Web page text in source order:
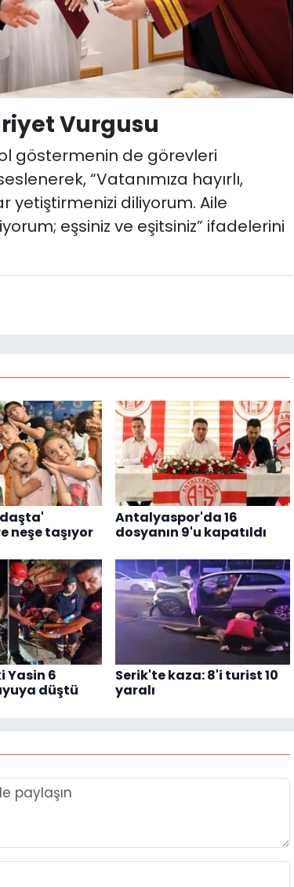
Vurgusu
göstermenin de görevleri
“Vatanımıza hayırlı,
yetiştirmenizi diliyorum. Aile
eşsiniz ve eşitsiniz” ifadelerini
neşe taşıyor
Antalyaspor'da 16
dosyanın 9'u kapatıldı
Yasin 6
düştü
Serik'te kaza: 8'i turist 10
yaralı